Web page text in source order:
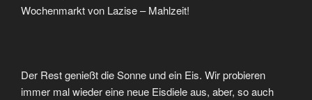
Wochenmarkt von Lazise – Mahlzeit!
Der Rest genießt die Sonne und ein Eis. Wir probieren
immer mal wieder eine neue Eisdiele aus, aber, so auch